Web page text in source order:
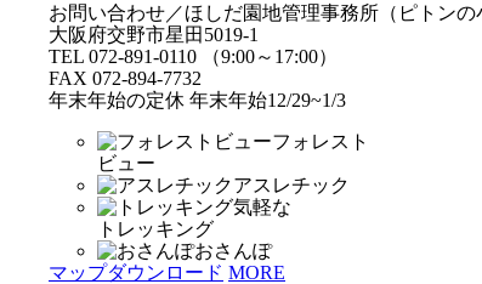
お問い合わせ／ほしだ園地管理事務所（ピトンの
大阪府交野市星田5019-1
TEL 072-891-0110 （9:00～17:00）
FAX 072-894-7732
年末年始の定休 年末年始12/29~1/3
フォレスト
ビュー
アスレチック
気軽な
トレッキング
おさんぽ
マップダウンロード MORE